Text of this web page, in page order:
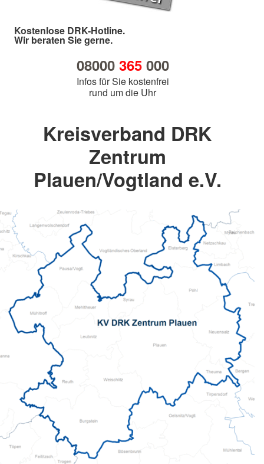
Kostenlose DRK-Hotline.
Wir beraten Sie gerne.
08000 365000
Infos für Sie kostenfrei
rund um die Uhr
Kreisverband DRK
Zentrum
Plauen/Vogtland e.V.